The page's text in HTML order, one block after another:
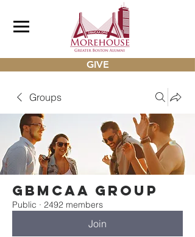
GIVE
Groups
gbmcaa Group
Public · 2492 members
Join